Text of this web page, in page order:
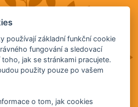
používají základní funkční cookie
fungování a sledovací
jak se stránkami pracujete.
použity pouze po vašem
o tom, jak cookies